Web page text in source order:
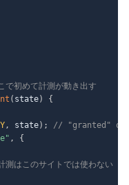
初めて計測が動き出す
( state)
{
, state) ;
// "granted" or
,
{
はこのサイトでは使わない